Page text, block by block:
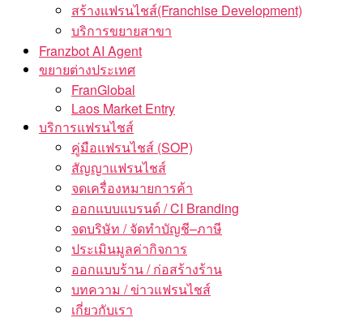
สร้างแฟรนไชส์(Franchise Development)
บริการขยายสาขา
Franzbot AI Agent
ขยายต่างประเทศ
FranGlobal
Laos Market Entry
บริการแฟรนไชส์
คู่มือแฟรนไชส์ (SOP)
สัญญาแฟรนไชส์
จดเครื่องหมายการค้า
ออกแบบแบรนด์ / CI Branding
จดบริษัท / จัดทำบัญชี–ภาษี
ประเมินมูลค่ากิจการ
ออกแบบร้าน / ก่อสร้างร้าน
บทความ / ข่าวแฟรนไชส์
เกี่ยวกับเรา